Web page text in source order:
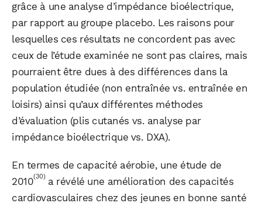
grâce à une analyse d’impédance bioélectrique,
par rapport au groupe placebo. Les raisons pour
lesquelles ces résultats ne concordent pas avec
ceux de l’étude examinée ne sont pas claires, mais
pourraient être dues à des différences dans la
population étudiée (non entraînée vs. entraînée en
loisirs) ainsi qu’aux différentes méthodes
d’évaluation (plis cutanés vs. analyse par
impédance bioélectrique vs. DXA).
En termes de capacité aérobie, une étude de
2010(30) a révélé une amélioration des capacités
cardiovasculaires chez des jeunes en bonne santé